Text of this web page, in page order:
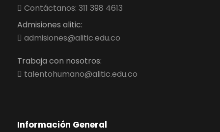
Contáctanos: 311 398 4613
Admisiones alitic:
admisiones@alitic.edu.co
Trabaja con nosotros:
talentohumano@alitic.edu.co
Información General